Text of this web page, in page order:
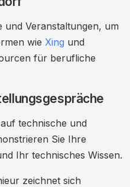
Veranstaltungen, um
wie Xing und
für berufliche
technische und
Sie Ihre
Ihr technisches Wissen.
zeichnet sich